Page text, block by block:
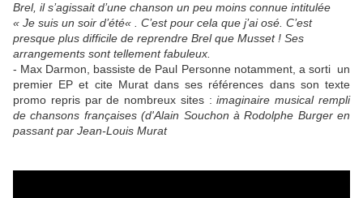
Brel, il s’agissait d’une chanson un peu moins connue intitulée
« Je suis un soir d’été« . C’est pour cela que j’ai osé. C’est
presque plus difficile de reprendre Brel que Musset ! Ses
arrangements sont tellement fabuleux.
- Max Darmon, bassiste de Paul Personne notamment, a sorti un
premier EP et cite Murat dans ses références dans son texte
promo repris par de nombreux sites :imaginaire musical rempli
de chansons françaises (d'Alain Souchon à Rodolphe Burger en
passant par Jean-Louis Murat